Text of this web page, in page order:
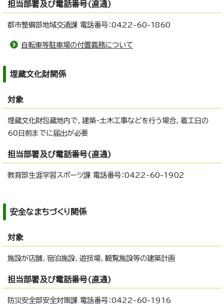
担当部署及び電話番号(直通)
都市整備部地域交通課 電話番号：0422-60-1860
自転車等駐車場の付置義務について
埋蔵文化財関係
対象
埋蔵文化財包蔵地内で、建築・土木工事などを行う場合、着工日の
60日前までに届出が必要
担当部署及び電話番号(直通)
教育部生涯学習スポーツ課 電話番号：0422-60-1902
安全なまちづくり関係
対象
施設が店舗、宿泊施設、遊技場、観覧施設等の建築計画
担当部署及び電話番号(直通)
防災安全部安全対策課 電話番号：0422-60-1916